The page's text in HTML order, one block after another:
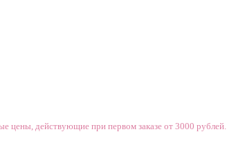
цены, действующие при первом заказе от 3000 рублей.